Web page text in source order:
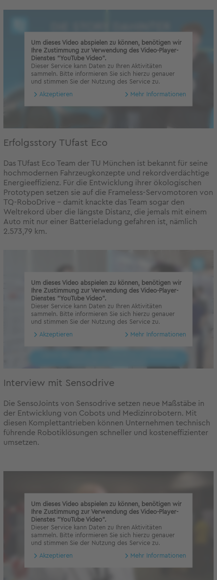
Um dieses Video abspielen zu können, benötigen wir
Ihre Zustimmung zur Verwendung des Video-Player-
Dienstes "YouTube Video".
Dieser Service kann Daten zu Ihren Aktivitäten
sammeln. Bitte informieren Sie sich hierzu genauer
und stimmen Sie der Nutzung des Service zu.
Akzeptieren Mehr Informationen
Erfolgsstory TUfast Eco
Das TUfast Eco Team der TU München ist bekannt für seine
hochmodernen Fahrzeugkonzepte und rekordverdächtige
Energieeffizienz. Für die Entwicklung ihrer ökologischen
Prototypen setzen sie auf die Frameless-Servomotoren von
TQ-RoboDrive – damit knackte das Team sogar den
Weltrekord über die längste Distanz, die jemals mit einem
Auto mit nur einer Batterieladung gefahren ist, nämlich
2.573,79 km.
Um dieses Video abspielen zu können, benötigen wir
Ihre Zustimmung zur Verwendung des Video-Player-
Dienstes "YouTube Video".
Dieser Service kann Daten zu Ihren Aktivitäten
sammeln. Bitte informieren Sie sich hierzu genauer
und stimmen Sie der Nutzung des Service zu.
Akzeptieren Mehr Informationen
Interview mit Sensodrive
Die SensoJoints von Sensodrive setzen neue Maßstäbe in
der Entwicklung von Cobots und Medizinrobotern. Mit
diesen Komplettantrieben können Unternehmen technisch
führende Robotiklösungen schneller und kosteneffizienter
umsetzen.
Um dieses Video abspielen zu können, benötigen wir
Ihre Zustimmung zur Verwendung des Video-Player-
Dienstes "YouTube Video".
Dieser Service kann Daten zu Ihren Aktivitäten
sammeln. Bitte informieren Sie sich hierzu genauer
und stimmen Sie der Nutzung des Service zu.
Akzeptieren Mehr Informationen